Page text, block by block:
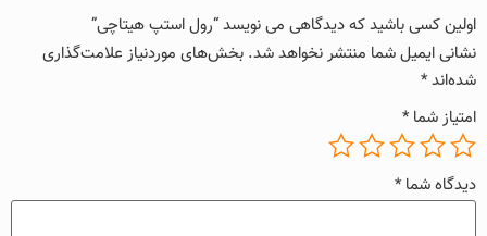
اولین کسی باشید که دیدگاهی می نویسد “رول استپ هیتاچی”
نشانی ایمیل شما منتشر نخواهد شد. بخش‌های موردنیاز علامت‌گذاری
شده‌اند*
امتیاز شما *
دیدگاه شما *